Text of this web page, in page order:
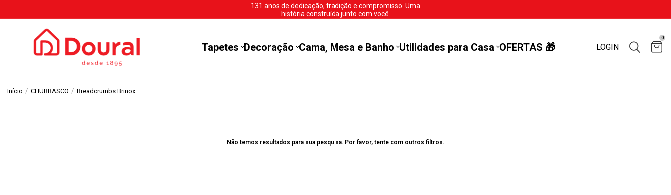
131 anos de dedicação, tradição e compromisso. Uma
história construída junto com você.
Tapetes Decoração Cama, Mesa e Banho Utilidades para Casa OFERTAS 🎁 LOGIN
0
Início / CHURRASCO / Breadcrumbs.brinox
Não temos resultados para sua pesquisa. Por favor, tente com outros filtros.